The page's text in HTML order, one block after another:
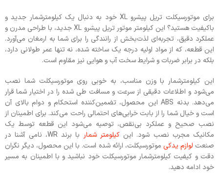
برای موتورسیکلت تریل پیشرو XL خود به دنبال یک کیلومترشمار جدید و
باکیفیت هستید؟ این کیلومتر موتور تریل پیشرو XL جدید، با طراحی مدرن و
عملکرد دقیق، تجربه‌ای لذت‌بخش از رانندگی را برای شما به ارمغان می‌آورد.
این قطعه، که از مواد اولیه درجه یک ساخته شده، نه تنها عمر طولانی دارد،
بلکه در برابر ضربات و شرایط سخت آب و هوایی نیز مقاوم است.
این کیلومترشمار با وزن مناسب، به خوبی روی موتورسیکلت شما نصب
می‌شود و اطلاعات دقیقی از سرعت و مسافت طی شده را در اختیار شما قرار
می‌دهد. بدنه ABS این محصول، تضمین‌کننده استحکام و دوام بالای آن
است و خیال شما را از بابت خرابی‌های احتمالی راحت می‌کند. برای اطمینان از
نصب صحیح و عملکرد بی‌نقص، توصیه می‌شود این قطعه توسط یک
مکانیک مجرب نصب شود. اینکیلومتر شمار
با برند WR، نامی آشنا در
صنعت لوازم یدکی موتورسیکلت، ارائه شده است. با این محصول، دیگر نگران
دقت و کیفیت کیلومترشمار موتورسیکلت خود نباشید و با اطمینان به مسیر
خود ادامه دهید.